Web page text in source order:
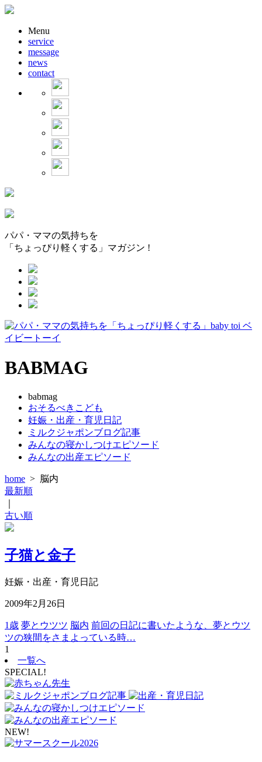
Menu
service
message
news
contact
パパ・ママの気持ちを
「ちょっぴり軽くする」マガジン !
BABMAG
babmag
おそるべきこども
妊娠・出産・育児日記
ミルクジャポンブログ記事
みんなの寝かしつけエピソード
みんなの出産エピソード
home >
脳内
最新順
古い順
子猫と金子
妊娠・出産・育児日記
2009年2月26日
1歳 夢とウツツ 脳内 前回の日記に書いたような、夢とウツ
ツの狭間をさまよっている時…
1
一覧へ
SPECIAL!
NEW!